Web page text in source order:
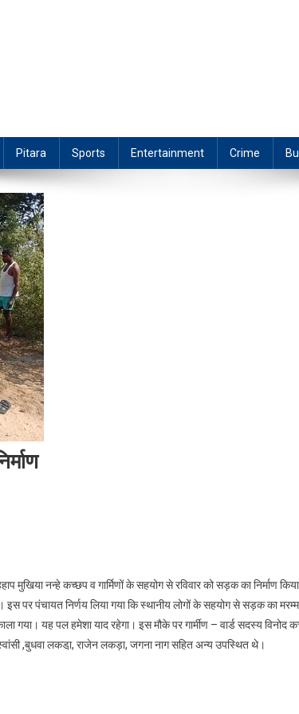
Pitara Sports Entertainment Crime
मुखिया नन्हे कच्छप व गार्मिणों के सहयोग से रविवार को सड़क का निर्माण
पर पंचायत निर्णय लिया गया कि स्थानीय लोगों के सहयोग से सड़क का
गया। यह पल हमेशा याद रहेगा। इस मौके पर गार्मीण – वार्ड सदस्य विनोद
,बुधवा लकडा़, राजेन लकड़ा, जगना नाग सहित अन्य उपस्थित थे।